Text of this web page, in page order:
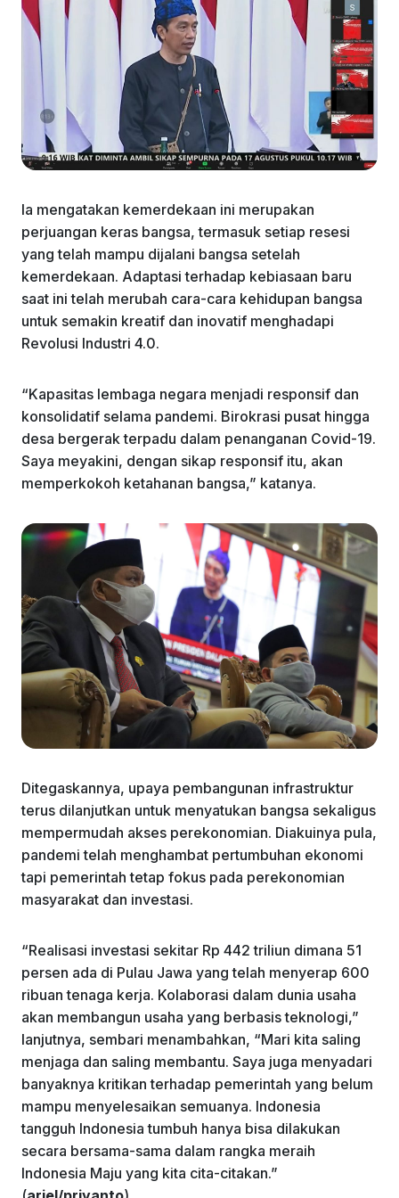
Ia mengatakan kemerdekaan ini merupakan
perjuangan keras bangsa, termasuk setiap resesi
yang telah mampu dijalani bangsa setelah
kemerdekaan. Adaptasi terhadap kebiasaan baru
saat ini telah merubah cara-cara kehidupan bangsa
untuk semakin kreatif dan inovatif menghadapi
Revolusi Industri 4.0.
“Kapasitas lembaga negara menjadi responsif dan
konsolidatif selama pandemi. Birokrasi pusat hingga
desa bergerak terpadu dalam penanganan Covid-19.
Saya meyakini, dengan sikap responsif itu, akan
memperkokoh ketahanan bangsa,” katanya.
Ditegaskannya, upaya pembangunan infrastruktur
terus dilanjutkan untuk menyatukan bangsa sekaligus
mempermudah akses perekonomian. Diakuinya pula,
pandemi telah menghambat pertumbuhan ekonomi
tapi pemerintah tetap fokus pada perekonomian
masyarakat dan investasi.
“Realisasi investasi sekitar Rp 442 triliun dimana 51
persen ada di Pulau Jawa yang telah menyerap 600
ribuan tenaga kerja. Kolaborasi dalam dunia usaha
akan membangun usaha yang berbasis teknologi,”
lanjutnya, sembari menambahkan, “Mari kita saling
menjaga dan saling membantu. Saya juga menyadari
banyaknya kritikan terhadap pemerintah yang belum
mampu menyelesaikan semuanya. Indonesia
tangguh Indonesia tumbuh hanya bisa dilakukan
secara bersama-sama dalam rangka meraih
Indonesia Maju yang kita cita-citakan.”